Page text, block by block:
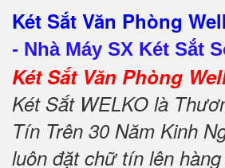
Két Sắt Văn Phòng
- Nhà Máy SX Két Sắt
Két Sắt Văn Phòng
Két Sắt WELKO là
Tín Trên 30 Năm Kinh
luôn đặt chữ tín lên